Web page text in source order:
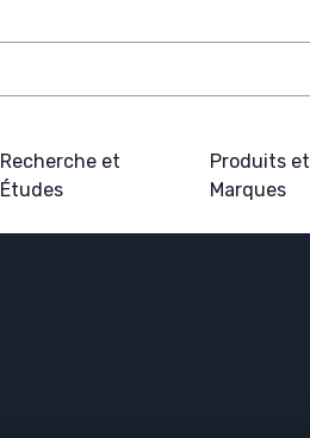
Recherche et
Études
Produits et
Marques